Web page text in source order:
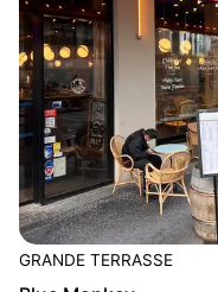
GRANDE TERRASSE